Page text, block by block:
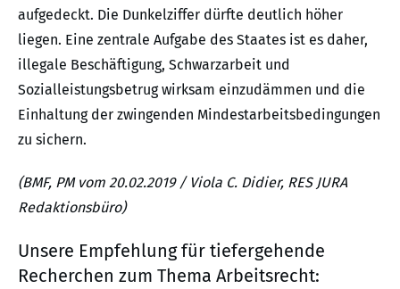
aufgedeckt. Die Dunkelziffer dürfte deutlich höher
liegen. Eine zentrale Aufgabe des Staates ist es daher,
illegale Beschäftigung, Schwarzarbeit und
Sozialleistungsbetrug wirksam einzudämmen und die
Einhaltung der zwingenden Mindestarbeitsbedingungen
zu sichern.
(BMF, PM vom 20.02.2019 / Viola C. Didier, RES JURA
Redaktionsbüro)
Unsere Empfehlung für tiefergehende
Recherchen zum Thema Arbeitsrecht: